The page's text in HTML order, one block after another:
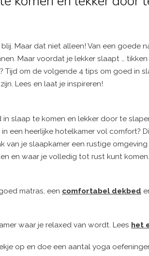
Maar dat niet alleen! Van een goede
Maar voordat je lekker slaapt …
Tijd om de volgende 4 tips om goed in
Lees en laat je inspireren!
slaap te komen en lekker door te
een heerlijke hotelkamer vol comfort?
van je slaapkamer een rustige
en waar je volledig tot rust kunt
matras, een comfortabel dekbed
waar je relaxed van wordt. Lees het
op en doe een aantal yoga